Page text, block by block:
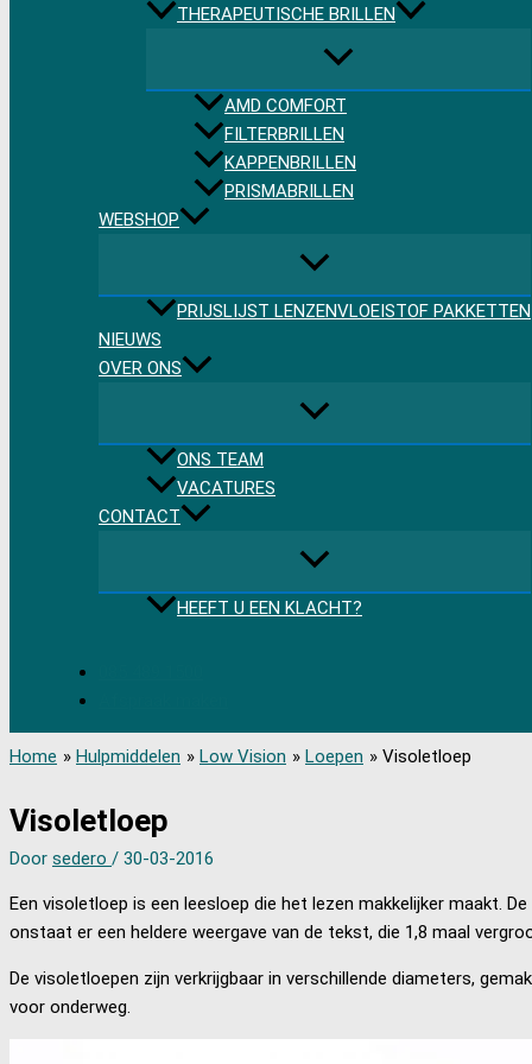
THERAPEUTISCHE BRILLEN
AMD COMFORT
FILTERBRILLEN
KAPPENBRILLEN
PRISMABRILLEN
WEBSHOP
PRIJSLIJST LENZENVLOEISTOF PAKKETTEN
NIEUWS
OVER ONS
ONS TEAM
VACATURES
CONTACT
HEEFT U EEN KLACHT?
Home Hulpmiddelen Low Vision Loepen Visoletloep
Visoletloep
Door sedero / 30-03-2016
Een visoletloep is een leesloep die het lezen makkelijker maakt.
onstaat er een heldere weergave van de tekst, die 1,8 maal
De visoletloepen zijn verkrijgbaar in verschillende diameters,
voor onderweg.